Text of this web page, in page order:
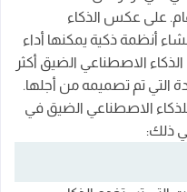
على عكس الذكاء
أنظمة ذكية يمكنها أداء
الاصطناعي الضيق أكثر
التي تم تصميمه من أجلها.
الاصطناعي الضيق في
ذلك: